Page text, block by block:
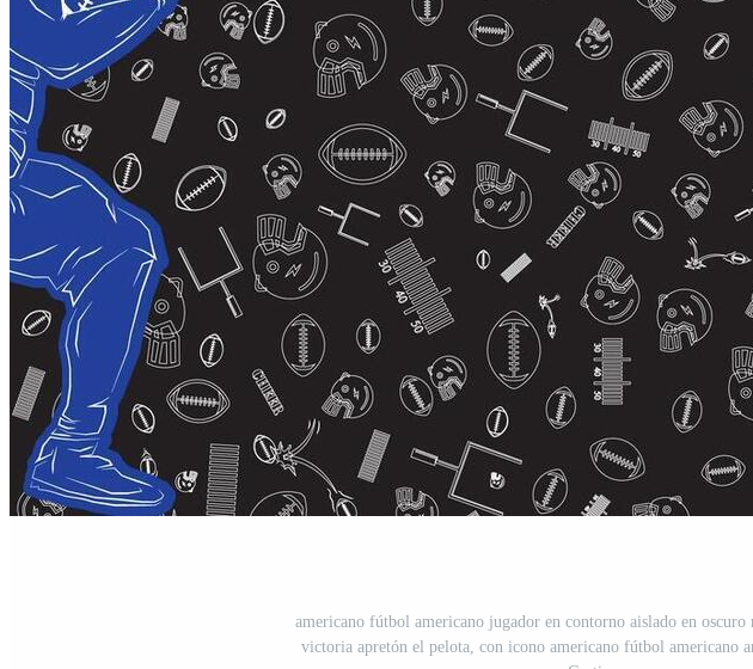
americano fútbol americano jugador en contorno aislado en
victoria apretón el pelota, con icono americano fútbol americano